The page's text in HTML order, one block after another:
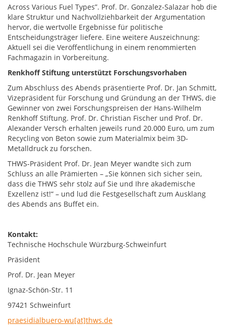
Across Various Fuel Types”. Prof. Dr. Gonzalez-Salazar hob die
klare Struktur und Nachvollziehbarkeit der Argumentation
hervor, die wertvolle Ergebnisse für politische
Entscheidungsträger liefere. Eine weitere Auszeichnung:
Aktuell sei die Veröffentlichung in einem renommierten
Fachmagazin in Vorbereitung.
Renkhoff Stiftung unterstützt Forschungsvorhaben
Zum Abschluss des Abends präsentierte Prof. Dr. Jan Schmitt,
Vizepräsident für Forschung und Gründung an der THWS, die
Gewinner von zwei Forschungspreisen der Hans-Wilhelm
Renkhoff Stiftung. Prof. Dr. Christian Fischer und Prof. Dr.
Alexander Versch erhalten jeweils rund 20.000 Euro, um zum
Recycling von Beton sowie zum Materialmix beim 3D-
Metalldruck zu forschen.
THWS-Präsident Prof. Dr. Jean Meyer wandte sich zum
Schluss an alle Prämierten – „Sie können sich sicher sein,
dass die THWS sehr stolz auf Sie und Ihre akademische
Exzellenz ist!“ – und lud die Festgesellschaft zum Ausklang
des Abends ans Buffet ein.
Kontakt:
Technische Hochschule Würzburg-Schweinfurt
Präsident
Prof. Dr. Jean Meyer
Ignaz-Schön-Str. 11
97421 Schweinfurt
praesidialbuero-wu[at]thws.de